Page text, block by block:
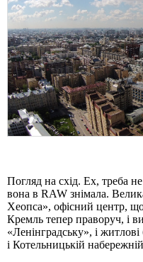
Погляд на схід. Ех, треба
вона в RAW знімала.
Хеопса», офісний центр,
Кремль тепер праворуч, і
«Ленінградську», і
і Котельницькій